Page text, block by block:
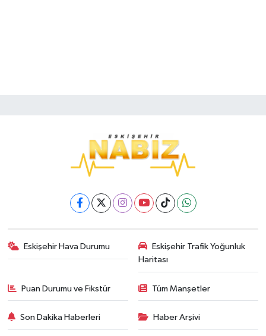
Eskişehir Hava Durumu
Eskişehir Trafik Yoğunluk
Haritası
Puan Durumu ve Fikstür Tüm Manşetler
Son Dakika Haberleri Haber Arşivi